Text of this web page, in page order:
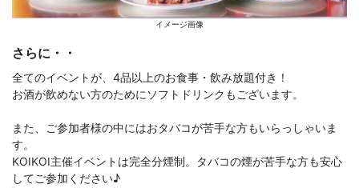
イメージ画像
さらに・・
全てのイベントが、4品以上のお食事・飲み放題付き！
お酒が飲めない方のためにソフトドリンクもございます。
また、ご参加者様の中にはおタバコが苦手な方もいらっしゃいま
す。
KOIKOI主催イベントは完全分煙制。タバコの煙が苦手な方も安心
してご参加ください♪